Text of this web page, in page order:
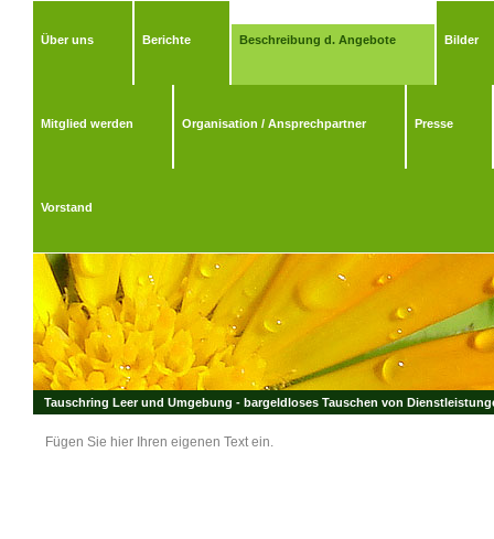
Über uns Berichte Beschreibung d. Angebote Bilder
Mitglied werden Organisation / Ansprechpartner Presse
Vorstand
Tauschring Leer und Umgebung - bargeldloses Tauschen von
Fügen Sie hier Ihren eigenen Text ein.